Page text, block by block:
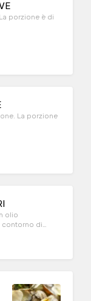
porzione è di
olio
contorno di